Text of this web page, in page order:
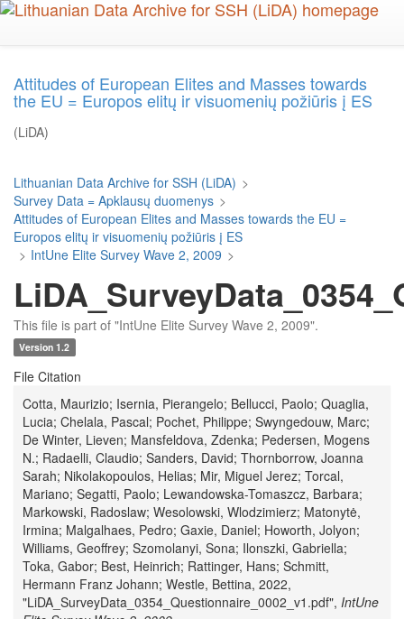
Skip
Attitudes of European Elites and Masses towards
the EU = Europos elitų ir visuomenių požiūris į ES
(LiDA)
Lithuanian Data Archive for SSH (LiDA) >
Survey Data = Apklausų duomenys >
Attitudes of European Elites and Masses towards the EU =
Europos elitų ir visuomenių požiūris į ES
> IntUne Elite Survey Wave 2, 2009 >
This file is part of "IntUne Elite Survey Wave 2, 2009".
Version 1.2
File Citation
Cotta, Maurizio; Isernia, Pierangelo; Bellucci, Paolo; Quaglia,
Lucia; Chelala, Pascal; Pochet, Philippe; Swyngedouw, Marc;
De Winter, Lieven; Mansfeldova, Zdenka; Pedersen, Mogens
N.; Radaelli, Claudio; Sanders, David; Thornborrow, Joanna
Sarah; Nikolakopoulos, Helias; Mir, Miguel Jerez; Torcal,
Mariano; Segatti, Paolo; Lewandowska-Tomaszcz, Barbara;
Markowski, Radoslaw; Wesolowski, Wlodzimierz; Matonytė,
Irmina; Malgalhaes, Pedro; Gaxie, Daniel; Howorth, Jolyon;
Williams, Geoffrey; Szomolanyi, Sona; Ilonszki, Gabriella;
Toka, Gabor; Best, Heinrich; Rattinger, Hans; Schmitt,
Hermann Franz Johann; Westle, Bettina, 2022,
"LiDA_SurveyData_0354_Questionnaire_0002_v1.pdf", IntUne